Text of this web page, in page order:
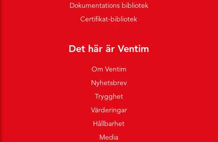
Dokumentations bibliotek
Certifikat-bibliotek
Det här är Ventim
Om Ventim
Nyhetsbrev
Trygghet
Värderingar
Hållbarhet
Media